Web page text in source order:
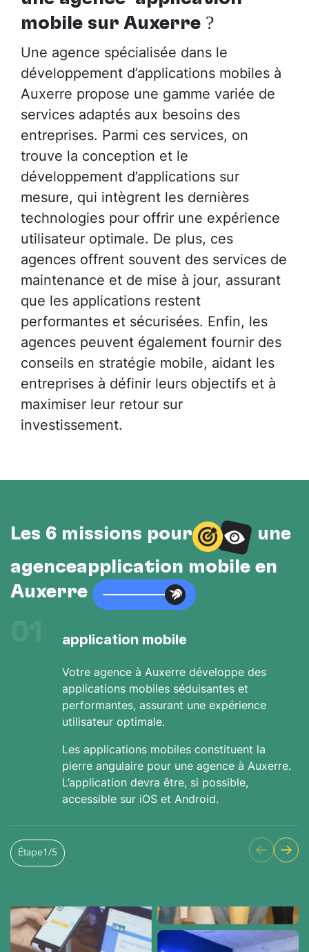
mobile sur Auxerre ?
Une agence spécialisée dans le
développement d’applications mobiles à
Auxerre propose une gamme variée de
services adaptés aux besoins des
entreprises. Parmi ces services, on
trouve la conception et le
développement d’applications sur
mesure, qui intègrent les dernières
technologies pour offrir une expérience
utilisateur optimale. De plus, ces
agences offrent souvent des services de
maintenance et de mise à jour, assurant
que les applications restent
performantes et sécurisées. Enfin, les
agences peuvent également fournir des
conseils en stratégie mobile, aidant les
entreprises à définir leurs objectifs et à
maximiser leur retour sur
investissement.
Les 6 missions pour
une
agenceapplication mobile en
Auxerre
application mobile
Votre agence à Auxerre développe des
applications mobiles séduisantes et
performantes, assurant une expérience
utilisateur optimale.
Les applications mobiles constituent la
pierre angulaire pour une agence à Auxerre.
L’application devra être, si possible,
accessible sur iOS et Android.
Étape1 /5